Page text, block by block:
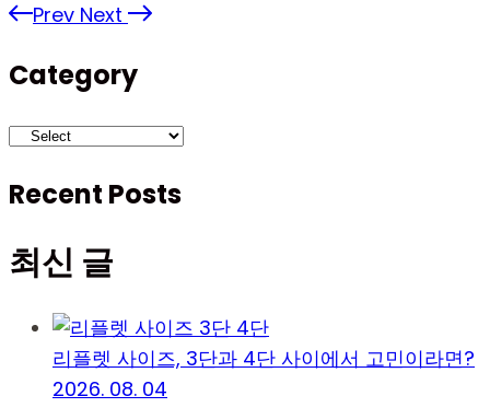
Prev Next
Category
Recent Posts
최신 글
리플렛 사이즈, 3단과 4단 사이에서 고민이라면?
2026. 08. 04